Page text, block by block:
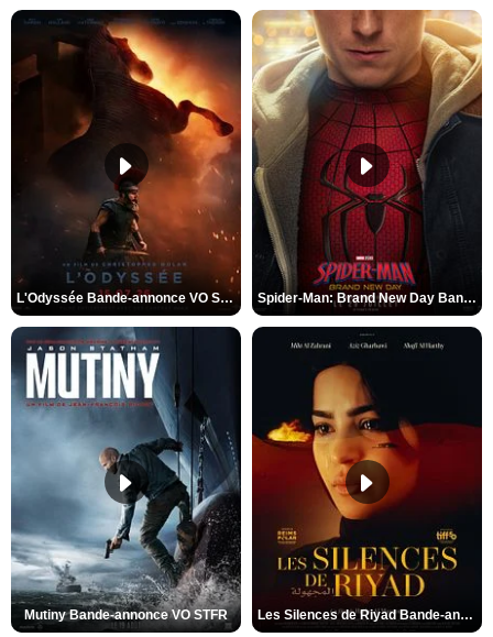
L'Odyssée Bande-annonce VO STFR Spider-Man: Brand New Day Bande-annonce VO STFR
Mutiny Bande-annonce VO STFR Les Silences de Riyad Bande-annonce VO STFR